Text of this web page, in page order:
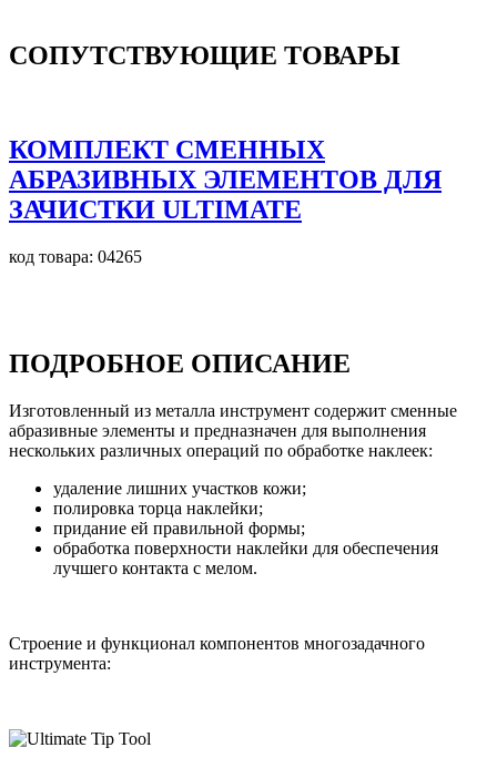
СОПУТСТВУЮЩИЕ ТОВАРЫ
КОМПЛЕКТ СМЕННЫХ
АБРАЗИВНЫХ ЭЛЕМЕНТОВ ДЛЯ
ЗАЧИСТКИ ULTIMATE
код товара: 04265
ПОДРОБНОЕ ОПИСАНИЕ
Изготовленный из металла инструмент содержит сменные
абразивные элементы и предназначен для выполнения
нескольких различных операций по обработке наклеек:
удаление лишних участков кожи;
полировка торца наклейки;
придание ей правильной формы;
обработка поверхности наклейки для обеспечения
лучшего контакта с мелом.
Строение и функционал компонентов многозадачного
инструмента: